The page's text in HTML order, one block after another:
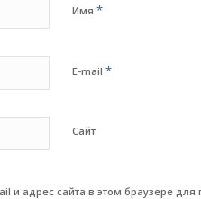
Имя *
E-mail *
Сайт
и адрес сайта в этом браузере